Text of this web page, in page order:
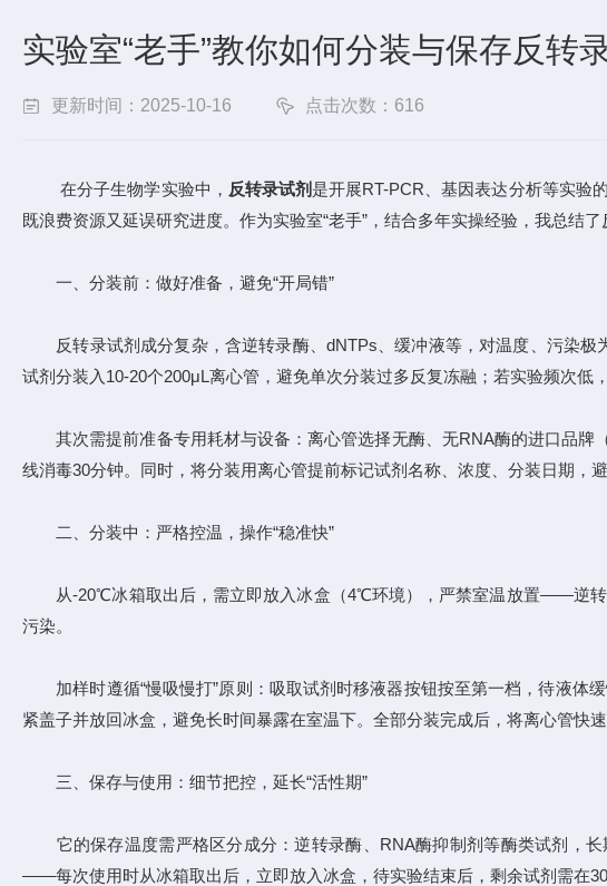
实验室“老手”教你如何分装与保存反转
更新时间：2025-10-16 点击次数：616
在分子生物学实验中， 反转录试剂 是开展RT-PCR、基因表达分析等实验
既浪费资源又延误研究进度。作为实验室“老手”，结合多年实操经验，我总结
一、分装前：做好准备，避免“开局错”
反转录试剂成分复杂，含逆转录酶、dNTPs、缓冲液等，对温度、污染极
试剂分装入10-20个200μL离心管，避免单次分装过多反复冻融；若实验频次低
其次需提前准备专用耗材与设备：离心管选择无酶、无RNA酶的进口品牌
线消毒30分钟。同时，将分装用离心管提前标记试剂名称、浓度、分装日期，避
二、分装中：严格控温，操作“稳准快”
从-20℃冰箱取出后，需立即放入冰盒（4℃环境），严禁室温放置——逆转
污染。
加样时遵循“慢吸慢打”原则：吸取试剂时移液器按钮按至第一档，待液体
紧盖子并放回冰盒，避免长时间暴露在室温下。全部分装完成后，将离心管
三、保存与使用：细节把控，延长“活性期”
它的保存温度需严格区分成分：逆转录酶、RNA酶抑制剂等酶类试剂，
——每次使用时从冰箱取出后，立即放入冰盒，待实验结束后，剩余试剂需在